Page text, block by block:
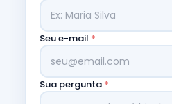
Seu e-mail *
Sua pergunta *